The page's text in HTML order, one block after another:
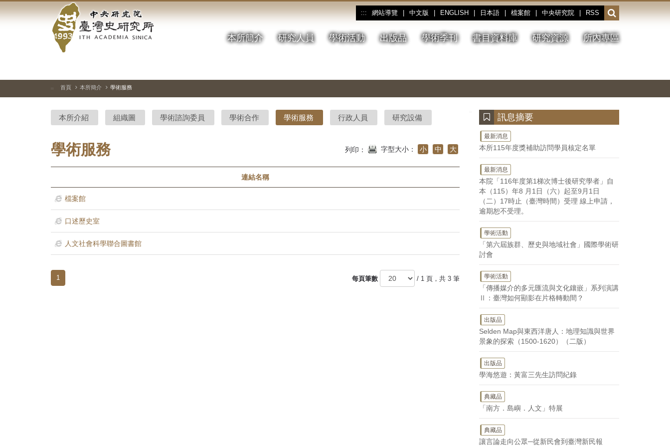
到
中
央
研
院-
臺
灣
史
研
究
所-
首
頁
::: 網站導覽 中文版 ENGLISH 日本語 檔案館 中央研究院 RSS
開
啟
或
收
本所簡介 研究人員 學術活動 出版品 學術季刊 書目資料庫 研究資源 所內專區
停、
圖
圖
結
::: 首頁 本所簡介 學術服務
本所介紹 組織圖 學術諮詢委員 學術合作 學術服務 行政人員 研究設備
學術服務 列印： 字型大小： 小 中 大
連結名稱
檔案館
口述歷史室
人文社會科學聯合圖書館
1 每頁筆數 / 1 頁，共 3 筆
訊息摘要
最新消息
本所115年度獎補助訪問學員核定名單
最新消息
本院「116年度第1梯次博士後研究學者」自
本（115）年8 月1日（六）起至9月1日
（二）17時止（臺灣時間）受理 線上申請，
逾期恕不受理。
學術活動
「第六屆族群、歷史與地域社會」國際學術研
討會
學術活動
「傳播媒介的多元匯流與文化鑲嵌」系列演講
Ⅱ：臺灣如何顯影在片格轉動間？
出版品
Selden Map與東西洋唐人：地理知識與世界
景象的探索（1500-1620）（二版）
出版品
學海悠遊：黃富三先生訪問紀錄
典藏品
「南方．島嶼．人文」特展
典藏品
讓言論走向公眾─從新民會到臺灣新民報